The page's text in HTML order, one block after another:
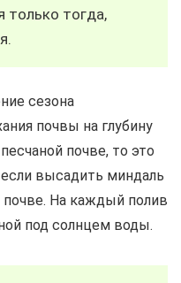
только тогда,
сезона
почвы на глубину
почве, то это
высадить миндаль
почве. На каждый полив
под солнцем воды.